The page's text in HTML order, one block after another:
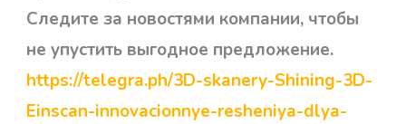
Следите за новостями компании, чтобы
не упустить выгодное предложение.
https://telegra.ph/3D-skanery-Shining-3D-
Einscan-innovacionnye-resheniya-dlya-